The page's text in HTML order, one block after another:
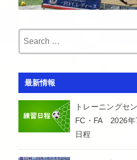
最新情報
トレーニングセ
FC・FA 2026年
日程